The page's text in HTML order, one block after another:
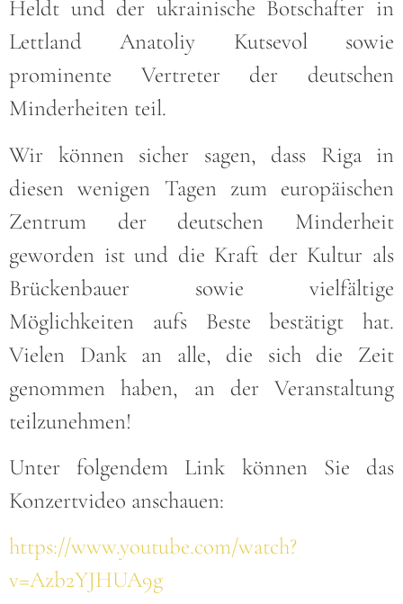
Heldt und der ukrainische Botschafter in
Lettland Anatoliy Kutsevol sowie
prominente Vertreter der deutschen
Minderheiten teil.
Wir können sicher sagen, dass Riga in
diesen wenigen Tagen zum europäischen
Zentrum der deutschen Minderheit
geworden ist und die Kraft der Kultur als
Brückenbauer sowie vielfältige
Möglichkeiten aufs Beste bestätigt hat.
Vielen Dank an alle, die sich die Zeit
genommen haben, an der Veranstaltung
teilzunehmen!
Unter folgendem Link können Sie das
Konzertvideo anschauen:
https://www.youtube.com/watch?
v=Azb2YJHUA9g